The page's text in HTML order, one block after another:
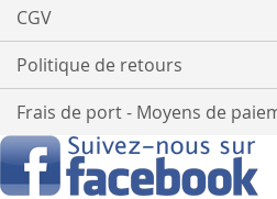
CGV
Politique de retours
Frais de port - Moyens de